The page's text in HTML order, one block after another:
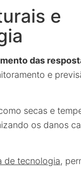
e
das
e
secas e
os danos
de tecnologia,